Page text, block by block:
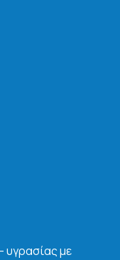
υγρασίας με